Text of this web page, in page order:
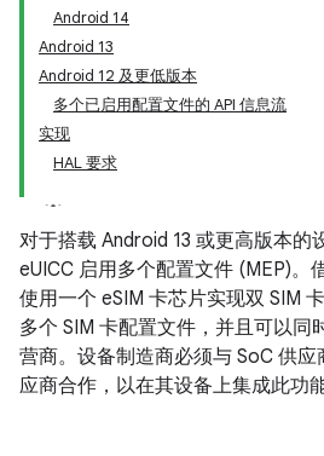
Android 14
Android 13
Android 12 及更低版本
多个已启用配置文件的 API 信息流
实现
HAL 要求
对于搭载 Android 13 或更高版本的
eUICC 启用多个配置文件 (MEP)。
使用一个 eSIM 卡芯片实现双 SIM
多个 SIM 卡配置文件，并且可以同
营商。设备制造商必须与 SoC 供应
应商合作，以在其设备上集成此功能